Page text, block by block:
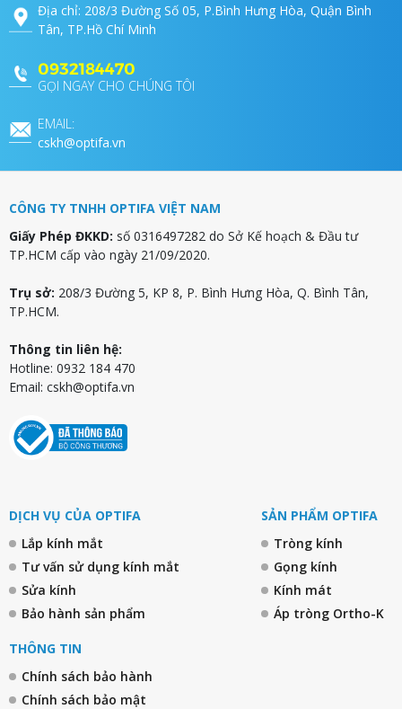
Địa chỉ: 208/3 Đường Số 05, P.Bình Hưng Hòa, Quận Bình
Tân, TP.Hồ Chí Minh
0932184470
GỌI NGAY CHO CHÚNG TÔI
EMAIL:
cskh@optifa.vn
CÔNG TY TNHH OPTIFA VIỆT NAM
Giấy Phép ĐKKD: số 0316497282 do Sở Kế hoạch & Đầu tư
TP.HCM cấp vào ngày 21/09/2020.
Trụ sở: 208/3 Đường 5, KP 8, P. Bình Hưng Hòa, Q. Bình Tân,
TP.HCM.
Thông tin liên hệ:
Hotline: 0932 184 470
Email: cskh@optifa.vn
DỊCH VỤ CỦA OPTIFA
Lắp kính mắt
Tư vấn sử dụng kính mắt
Sửa kính
Bảo hành sản phẩm
SẢN PHẨM OPTIFA
Tròng kính
Gọng kính
Kính mát
Áp tròng Ortho-K
THÔNG TIN
Chính sách bảo hành
Chính sách bảo mật